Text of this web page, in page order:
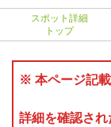
スポット詳細
トップ
※ 本ページ記
詳細を確認さ